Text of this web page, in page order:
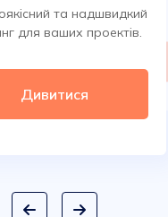
та надшвидкий
для ваших проектів.
Дивитися